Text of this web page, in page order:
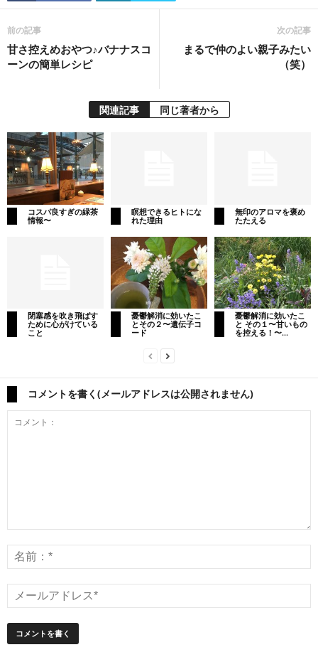
前の記事
甘さ控えめおやつ♪バナナスコ
ーンの簡単レシピ
次の記事
まるで仲のよい親子みたい
（笑）
関連記事 同じ著者から
コスパ良すぎの緑茶
情報〜
瞑想できるヒトにな
れた理由
無印のアロマを褒め
たたえる
閉塞感を吹き飛ばす
ために心がけている
こと
憂鬱解消に効いたこ
とその２〜遺伝子コ
ード
憂鬱解消に効いたこ
と その１〜甘いもの
を控える！〜...
コメントを書く(メールアドレスは公開されません)